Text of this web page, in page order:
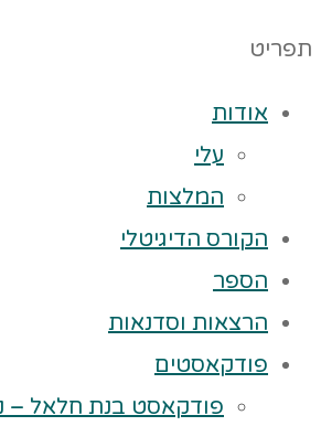
תפריט
אודות
עלי
המלצות
הקורס הדיגיטלי
הספר
הרצאות וסדנאות
פודקאסטים
פודקאסט בנת חלאל –